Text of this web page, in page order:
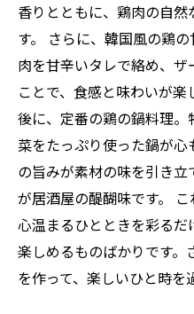
香りとともに、鶏肉の自
す。 さらに、韓国風の鶏
肉を甘辛いタレで絡め、
ことで、食感と味わいが
後に、定番の鶏の鍋料理
菜をたっぷり使った鍋が
の旨みが素材の味を引き
が居酒屋の醍醐味です。
心温まるひとときを彩る
楽しめるものばかりです
を作って、楽しいひと時を